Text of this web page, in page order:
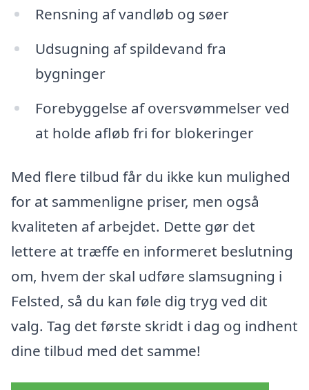
Rensning af vandløb og søer
Udsugning af spildevand fra
bygninger
Forebyggelse af oversvømmelser ved
at holde afløb fri for blokeringer
Med flere tilbud får du ikke kun mulighed
for at sammenligne priser, men også
kvaliteten af arbejdet. Dette gør det
lettere at træffe en informeret beslutning
om, hvem der skal udføre slamsugning i
Felsted, så du kan føle dig tryg ved dit
valg. Tag det første skridt i dag og indhent
dine tilbud med det samme!